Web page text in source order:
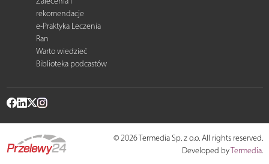
rekomendacje
e-Praktyka Leczenia
Ran
Warto wiedzieć
Biblioteka podcastów
© 2026 Termedia Sp. z o.o. All rights reserved.
Developed byTermedia.